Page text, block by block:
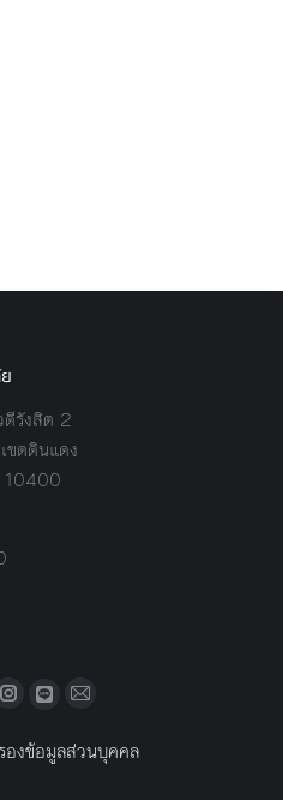
รังสิต 2
ขตดินแดง
10400
Instagram
LineMail
องข้อมูลส่วนบุคคล